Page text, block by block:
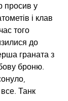
просив у
і клав
того
до
граната з
броню.
Танк